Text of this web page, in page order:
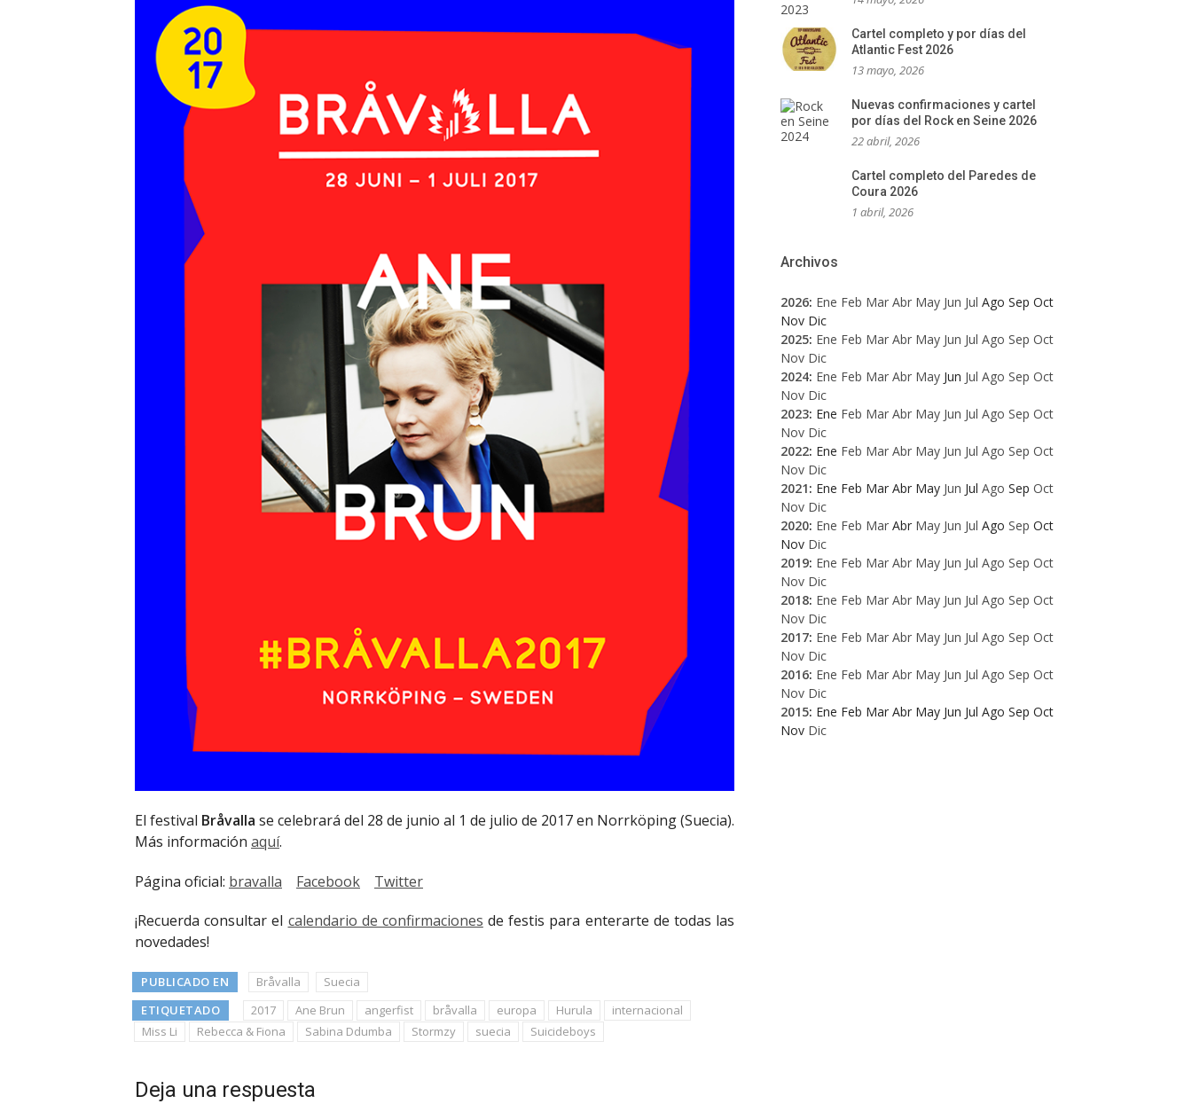
El festival Bråvalla se celebrará del 28 de junio al 1 de julio de 2017 en Norrköping (Suecia).
Más información aquí.
Página oficial: bravalla Facebook Twitter
¡Recuerda consultar el calendario de confirmaciones de festis para enterarte de todas las
novedades!
PUBLICADO EN Bråvalla
Suecia
ETIQUETADO
2017 Ane Brun angerfist bråvalla europa Hurula
internacional
Miss Li
Rebecca & Fiona Sabina Ddumba Stormzy suecia Suicideboys
Deja una respuesta
Cartel completo y por días del
Atlantic Fest 2026
13 mayo, 2026
Nuevas confirmaciones y cartel
por días del Rock en Seine 2026
22 abril, 2026
Cartel completo del Paredes de
Coura 2026
1 abril, 2026
Archivos
2026: Ene Feb Mar Abr May Jun Jul Ago Sep Oct
Nov Dic
2025: Ene Feb Mar Abr May Jun Jul Ago Sep Oct
Nov Dic
2024: Ene Feb Mar Abr May Jun Jul Ago Sep Oct
Nov Dic
2023: Ene Feb Mar Abr May Jun Jul Ago Sep Oct
Nov Dic
2022: Ene Feb Mar Abr May Jun Jul Ago Sep Oct
Nov Dic
2021: Ene Feb Mar Abr May Jun Jul Ago Sep Oct
Nov Dic
2020: Ene Feb Mar Abr May Jun Jul Ago Sep Oct
Nov Dic
2019: Ene Feb Mar Abr May Jun Jul Ago Sep Oct
Nov Dic
2018: Ene Feb Mar Abr May Jun Jul Ago Sep Oct
Nov Dic
2017: Ene Feb Mar Abr May Jun Jul Ago Sep Oct
Nov Dic
2016: Ene Feb Mar Abr May Jun Jul Ago Sep Oct
Nov Dic
2015: Ene Feb Mar Abr May Jun Jul Ago Sep Oct
Nov Dic